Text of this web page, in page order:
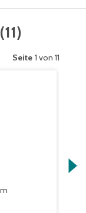
(11)
Seite 1 von 11